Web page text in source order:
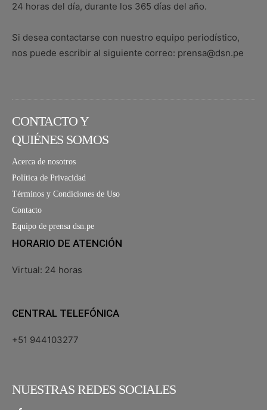
24 horas del día, durante los 365 días del año.
Si desea contactarse con nuestro equipo periodístico,
nos puede escribir al siguiente correo: prensa@dsn.pe
CONTACTO Y
QUIÉNES SOMOS
Acerca de nosotros
Política de Privacidad
Términos y Condiciones de Uso
Contacto
Equipo de prensa dsn.pe
HORARIO DE ATENCIÓN
Virtual: 24 horas
CENTRAL TELEFÓNICA
+51 944103277
NUESTRAS REDES SOCIALES